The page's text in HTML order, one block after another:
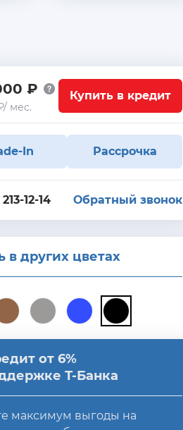
₽
мес.
Купить в кредит
In Рассрочка
12-14 Обратный звонок
в других цветах
от 6%
Т-Банка
максимум выгоды на